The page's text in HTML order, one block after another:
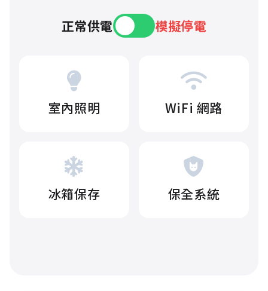
正常供電 模擬停電
室內照明 WiFi 網路
冰箱保存 保全系統